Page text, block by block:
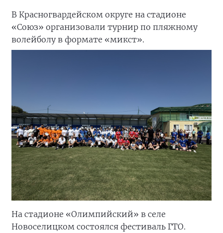
В Красногвардейском округе на стадионе
«Союз» организовали турнир по пляжному
волейболу в формате «микст».
На стадионе «Олимпийский» в селе
Новоселицком состоялся фестиваль ГТО.